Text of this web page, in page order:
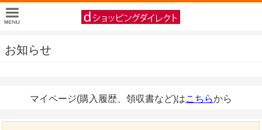
お知らせ
マイページ(購入履歴、領収書など)はこちらから